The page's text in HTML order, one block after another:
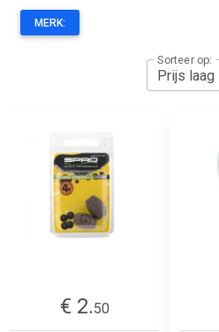
MERK:
Sorteer op:
€ 2.50